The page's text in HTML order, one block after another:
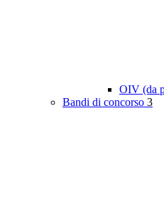
OIV (da
Bandi di concorso 3